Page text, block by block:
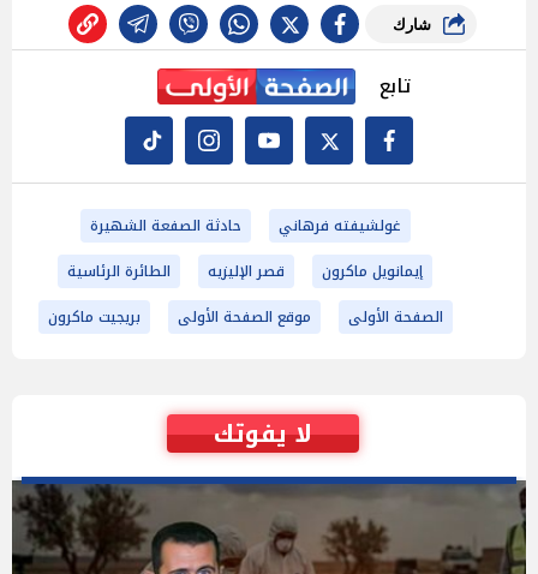
شارك
تابع
غولشيفته فرهاني
حادثة الصفعة الشهيرة
إيمانويل ماكرون
قصر الإليزيه
الطائرة الرئاسية
الصفحة الأولى
موقع الصفحة الأولى بريجيت ماكرون
لا يفوتك